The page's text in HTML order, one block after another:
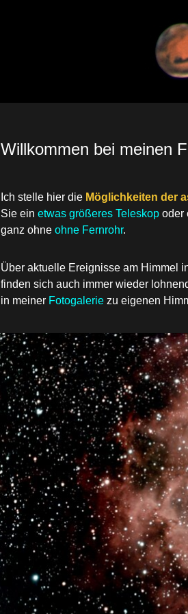
Willkommen bei meinen
Ich stelle hier die Möglichkeiten der
Sie einetwas größeres Teleskop oder
ganz ohneohne Fernrohr.
Über aktuelle Ereignisse am Himmel
finden sich auch immer wieder
in meiner Fotogaleriezu eigenen